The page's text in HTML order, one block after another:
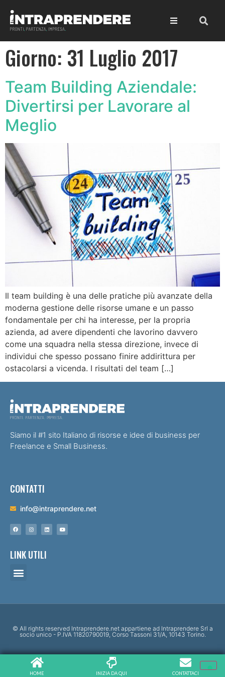
Giorno: 31 Luglio 2017
Team Building Aziendale:
Divertirsi per Lavorare al
Meglio
Il team building è una delle pratiche più avanzate della
moderna gestione delle risorse umane e un passo
fondamentale per chi ha interesse, per la propria
azienda, ad avere dipendenti che lavorino davvero
come una squadra nella stessa direzione, invece di
individui che spesso possano finire addirittura per
ostacolarsi a vicenda. I risultati del team […]
Siamo il #1 sito Italiano di risorse e idee di business per
Freelance e Small Business.
CONTATTI
info@intraprendere.net
LINK UTILI
© All rights reserved Intraprendere.net appartiene ad Intraprendere Srl a
socio unico - P.IVA 11820790019, Corso Tassoni 31/A, 10143 Torino.
HOME INIZIA DA QUI CONTATTACI